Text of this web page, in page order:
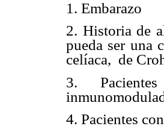
1. Embarazo
2. Historia de
pueda ser una
celíaca, de
3.
4. Pacientes